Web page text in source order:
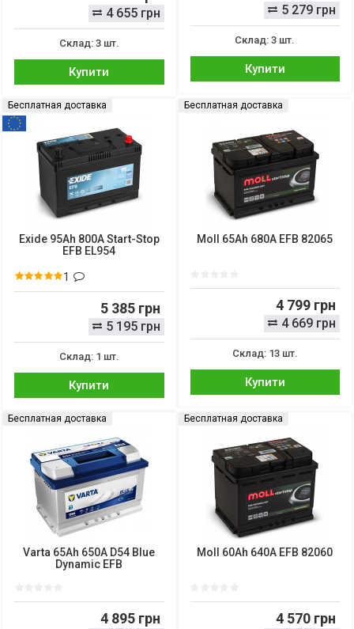
4 655 грн
Склад: 3 шт.
Купити
5 279 грн
Склад: 3 шт.
Купити
Бесплатная доставка
Exide 95Ah 800A Start-Stop
EFB EL954
1
5 385 грн
5 195 грн
Склад: 1 шт.
Купити
Бесплатная доставка
Moll 65Ah 680A EFB 82065
4 799 грн
4 669 грн
Склад: 13 шт.
Купити
Бесплатная доставка
Varta 65Ah 650A D54 Blue
Dynamic EFB
4 895 грн
Бесплатная доставка
Moll 60Ah 640A EFB 82060
4 570 грн